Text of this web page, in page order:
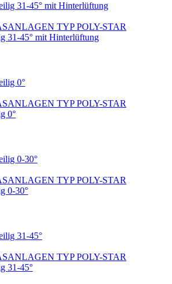
TYP POLY-STAR
31-45° mit Hinterlüftung
TYP POLY-STAR
0°
TYP POLY-STAR
0-30°
TYP POLY-STAR
31-45°